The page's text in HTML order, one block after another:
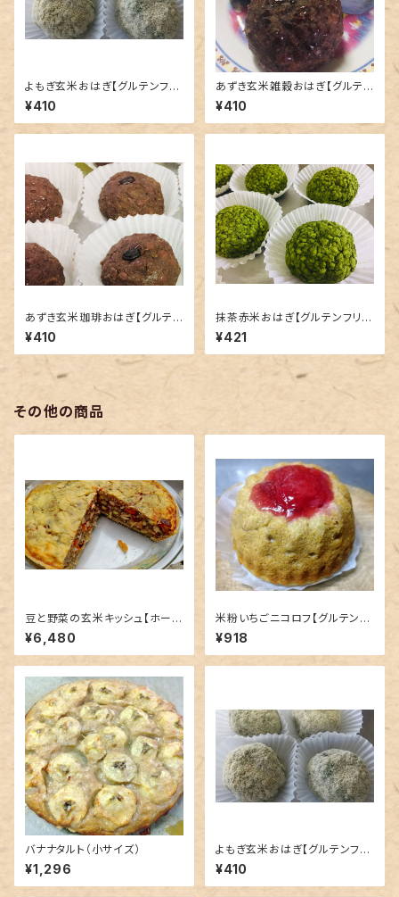
よもぎ玄米おはぎ【グルテンフリ
ー】
¥410
あずき玄米雑穀おはぎ【グルテン
フリー】
¥410
あずき玄米珈琲おはぎ【グルテン
フリー】
¥410
抹茶赤米おはぎ【グルテンフリ
ー】
¥421
その他の商品
豆と野菜の玄米キッシュ【ホー
ル】
¥6,480
米粉いちごニコロフ【グルテンフ
リー】
¥918
バナナタルト（小サイズ）
¥1,296
よもぎ玄米おはぎ【グルテンフリ
ー】
¥410